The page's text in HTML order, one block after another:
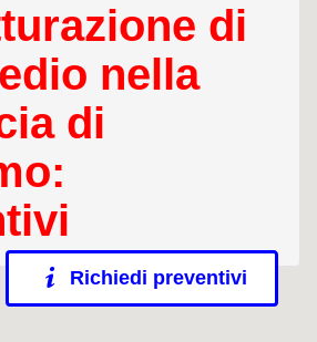
di
nella
di
Richiedi preventivi